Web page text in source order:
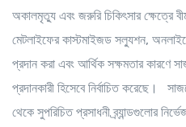
অকালমৃত্যু এবং জরুরি চিকিৎসার ক্ষেত্রে
মেটলাইফের কাস্টমাইজড সল্যুশন,
প্রদান করা এবং আর্থিক সক্ষমতার কারণে
প্রদানকারী হিসেবে নির্বাচিত করেছে।
থেকে সুপরিচিত প্রসাধনী ব্র্যান্ডগুলোর